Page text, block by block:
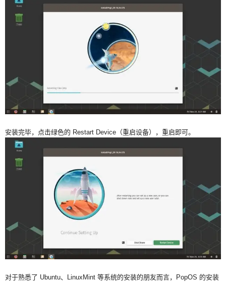
安装完毕，点击绿色的 Restart Device（重启设备），重启即可。
对于熟悉了 Ubuntu、LinuxMint 等系统的安装的朋友而言，PopOS 的安装